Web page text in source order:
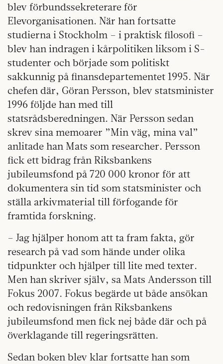
blev förbundssekreterare för
Elevorganisationen. När han fortsatte
studierna i Stockholm – i praktisk filosofi –
blev han indragen i kårpolitiken liksom i S-
studenter och började som politiskt
sakkunnig på finansdepartementet 1995. När
chefen där, Göran Persson, blev statsminister
1996 följde han med till
statsrådsberedningen. När Persson sedan
skrev sina memoarer ”Min väg, mina val”
anlitade han Mats som researcher. Persson
fick ett bidrag från Riksbankens
jubileumsfond på 720 000 kronor för att
dokumentera sin tid som statsminister och
ställa arkivmaterial till förfogande för
framtida forskning.
– Jag hjälper honom att ta fram fakta, gör
research på vad som hände under olika
tidpunkter och hjälper till lite med texter.
Men han skriver själv, sa Mats Andersson till
Fokus 2007. Fokus begärde ut både ansökan
och redovisningen från Riksbankens
jubileumsfond men fick nej både där och på
överklagande till regeringsrätten.
Sedan boken blev klar fortsatte han som